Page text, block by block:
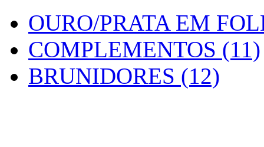
OURO/PRATA EM
COMPLEMENTOS (11)
BRUNIDORES (12)